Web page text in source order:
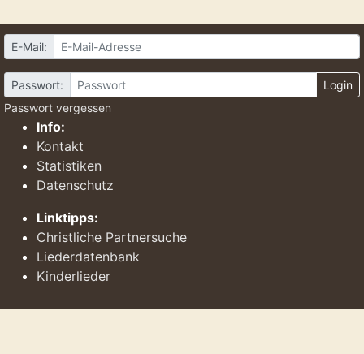
E-Mail:
Passwort:
Login
Passwort vergessen
Info:
Kontakt
Statistiken
Datenschutz
Linktipps:
Christliche Partnersuche
Liederdatenbank
Kinderlieder